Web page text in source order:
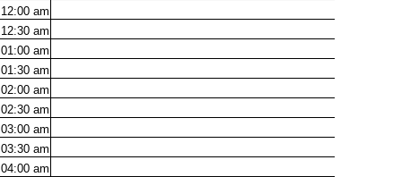
12:00 am
12:30 am
01:00 am
01:30 am
02:00 am
02:30 am
03:00 am
03:30 am
04:00 am